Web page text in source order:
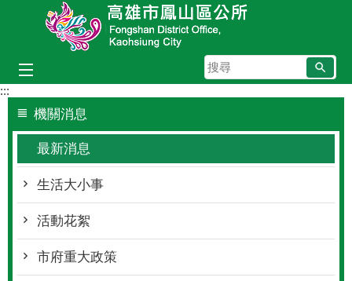
跳到主要內容區塊
搜
尋
:::
機關消息
最新消息
生活大小事
活動花絮
市府重大政策